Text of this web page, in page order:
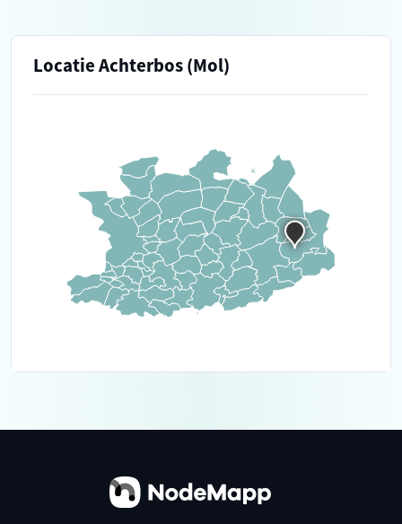
Locatie Achterbos (Mol)